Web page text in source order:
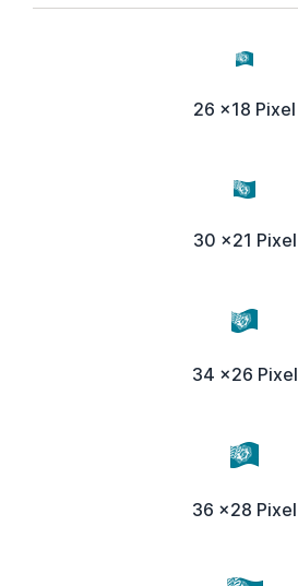
26 x18 Pixel
30 x21 Pixel
34 x26 Pixel
36 x28 Pixel